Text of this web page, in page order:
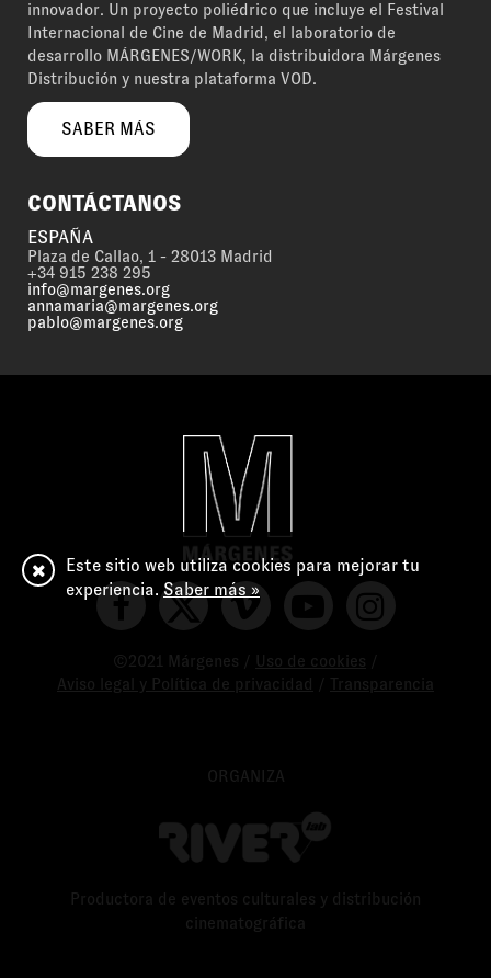
innovador. Un proyecto poliédrico que incluye el Festival
Internacional de Cine de Madrid, el laboratorio de
desarrollo MÁRGENES/WORK, la distribuidora Márgenes
Distribución y nuestra plataforma VOD.
SABER MÁS
CONTÁCTANOS
ESPAÑA
Plaza de Callao, 1 - 28013 Madrid
+34 915 238 295
info@margenes.org
annamaria@margenes.org
pablo@margenes.org
©2021 Márgenes / Uso de cookies
Aviso legal y Política de privacidad
Transparencia
ORGANIZA
Productora de eventos culturales y distribución
cinematográfica
Este sitio web utiliza cookies para mejorar tu
experiencia.Saber más »